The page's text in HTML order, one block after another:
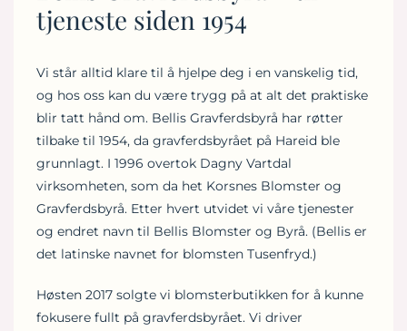
tjeneste siden 1954
Vi står alltid klare til å hjelpe deg i en vanskelig tid,
og hos oss kan du være trygg på at alt det praktiske
blir tatt hånd om. Bellis Gravferdsbyrå har røtter
tilbake til 1954, da gravferdsbyrået på Hareid ble
grunnlagt. I 1996 overtok Dagny Vartdal
virksomheten, som da het Korsnes Blomster og
Gravferdsbyrå. Etter hvert utvidet vi våre tjenester
og endret navn til Bellis Blomster og Byrå. (Bellis er
det latinske navnet for blomsten Tusenfryd.)
Høsten 2017 solgte vi blomsterbutikken for å kunne
fokusere fullt på gravferdsbyrået. Vi driver